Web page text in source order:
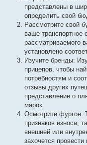
представлены в
определить свой
Рассмотрите свой
ваше транспортное
рассматриваемого
установлено
Изучите бренды:
прицепов, чтобы
потребностям и
отзывы других
представление о
марок.
Осмотрите фургон:
признаков износа,
внешней или
захочется